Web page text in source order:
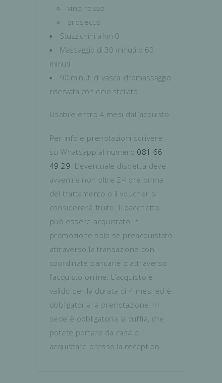
vino rosso
prosecco
Stuzzichini a km 0
Massaggio di 30 minuti o 60
minuti
90 minuti di vasca idromassaggio
riservata con cielo stellato
Usabile entro 4 mesi dall’acquisto.
Per info e prenotazioni scrivere
su Whatsapp al numero 081 66
49 29. L’eventuale disdetta deve
avvenire non oltre 24 ore prima
del trattamento o il voucher si
considererà fruito. Il pacchetto
può essere acquistato in
promozione solo se preacquistato
attraverso la transazione con
coordinate bancarie o attraverso
l’acquisto online. L’acquisto è
valido per la durata di 4 mesi ed è
obbligatoria la prenotazione. In
sede è obbligatoria la cuffia, che
potete portare da casa o
acquistare presso la reception.